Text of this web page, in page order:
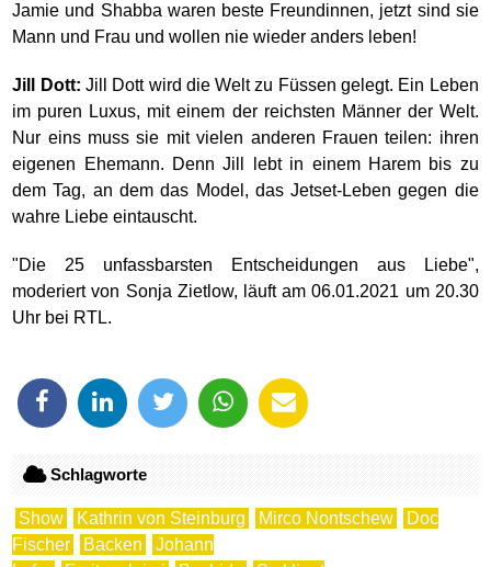
Jamie und Shabba waren beste Freundinnen, jetzt sind sie
Mann und Frau und wollen nie wieder anders leben!
Jill Dott: Jill Dott wird die Welt zu Füssen gelegt. Ein Leben
im puren Luxus, mit einem der reichsten Männer der Welt.
Nur eins muss sie mit vielen anderen Frauen teilen: ihren
eigenen Ehemann. Denn Jill lebt in einem Harem bis zu
dem Tag, an dem das Model, das Jetset-Leben gegen die
wahre Liebe eintauscht.
"Die 25 unfassbarsten Entscheidungen aus Liebe",
moderiert von Sonja Zietlow, läuft am 06.01.2021 um 20.30
Uhr bei RTL.
Schlagworte
Show Kathrin von Steinburg Mirco Nontschew
Doc
Fischer
Backen
Johann